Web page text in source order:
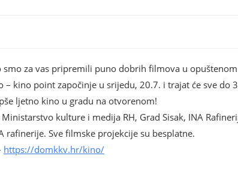
za vas pripremili puno dobrih filmova u
– kino point započinje u srijedu, 20.7. i trajat će sve
ljetno kino u gradu na otvorenom!
kulture i medija RH, Grad Sisak, INA
Sve filmske projekcije su besplatne.
https://domkkv.hr/kino/